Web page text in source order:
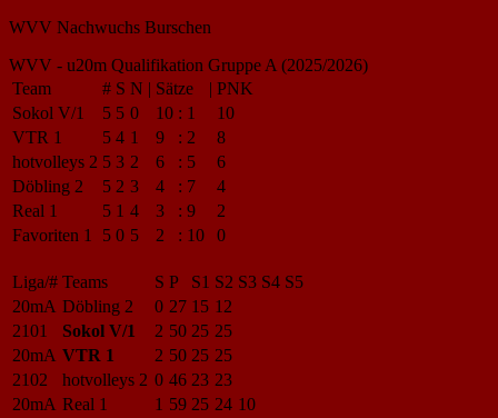
WVV Nachwuchs Burschen
WVV - u20m Qualifikation Gruppe A (2025/2026)
Team
# S N | Sätze | PNK
Sokol V/1
5 5 0 10 : 1
10
VTR 1
5 4 1 9 : 2
8
hotvolleys 2 5 3 2 6 : 5
6
Döbling 2
5 2 3 4 : 7
4
Real 1
5 1 4 3 : 9
2
Favoriten 1
5 0 5 2 : 10 0
Liga/# Teams S P S1 S2 S3 S4 S5
20mA Döbling 2 0 27 15 12
2101
Sokol V/1 2 50 25 25
20mA VTR 1 2 50 25 25
2102
hotvolleys 2 0 46 23 23
20mA Real 1 1 59 25 24 10